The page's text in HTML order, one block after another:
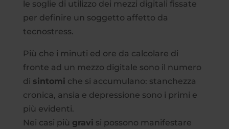
le soglie di utilizzo dei mezzi digitali fissate
per definire un soggetto affetto da
tecnostress.
Più che i minuti ed ore da calcolare di
fronte ad un mezzo digitale sono il numero
di sintomi che si accumulano: stanchezza
cronica, ansia e depressione sono i primi e
più evidenti.
Nei casi più gravi si possono manifestare